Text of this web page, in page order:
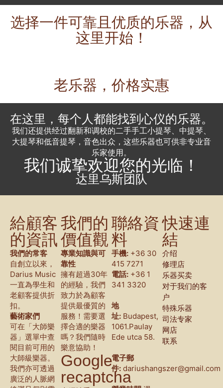
选择一件可靠且优质的乐器，从
这里开始！
老乐器，价格实惠
在这里，每个人都能找到心仪的乐器。
我们还提供经过翻新和调校的二手手工小提琴、中提琴、
大提琴和低音提琴，音色出众，这些乐器也可供非专业音
乐家使用。
我们诚挚欢迎您的光临！
达里乌斯团队
給顧客
的資訊
我們的常客
自創立以來，
Darius Music
一直為學生和
老顧客提供折
扣。
藝術家們
可在「大師樂
器」選單中查
閱目前可用的
大師級樂器。
我們亦可透過
廣泛的人脈網
我們的
價值觀
專業知識與可
靠性
擁有超過30年
的經驗，我們
致力於為顧客
提供最優質的
服務！需要選
擇合適的樂器
嗎？我們隨時
樂意協助！
Google
recaptcha
聯絡資
料
手機: +36 30
415 7271
電話: +36 1
341 3320
地
址: Budapest,
1061.Paulay
Ede utca 58.
電子郵
件: dariushangszer@gmail.com
快速連
結
介绍
修理店
乐器买卖
对于我们的客
户
特殊乐器
司法专家
网店
联系